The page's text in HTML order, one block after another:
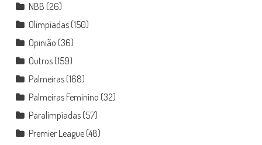
NBB (26)
Olimpíadas(150)
Opinião (36)
Outros(159)
Palmeiras(168)
Palmeiras Feminino (32)
Paralimpíadas(57)
Premier League(48)